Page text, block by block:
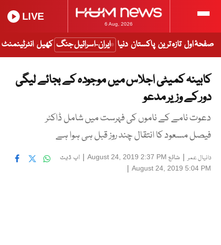
6 Aug, 2026
LIVE
صفحۂ اول تازہ ترین پاکستان دنیا ایران-اسرائیل جنگ کھیل انٹرٹینمنٹ
کابینہ کمیٹی اجلاس میں موجودہ کے بجائے لیگی
دور کے وزیر مدعو
دعوت نامے کے ناموں کی فہرست میں شامل ڈاکٹر
فیصل مسعود کا انتقال چند روز قبل ہی ہوا ہے
دانیال عمر| شائع August 24, 2019 2:37 PM
| اپ ڈیٹ
August 24, 2019 5:04 PM
|